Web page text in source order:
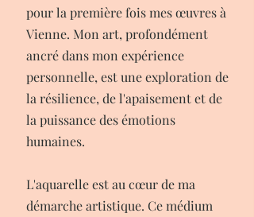
pour la première fois mes œuvres à
Vienne. Mon art, profondément
ancré dans mon expérience
personnelle, est une exploration de
la résilience, de l'apaisement et de
la puissance des émotions
humaines.
L'aquarelle est au cœur de ma
démarche artistique. Ce médium